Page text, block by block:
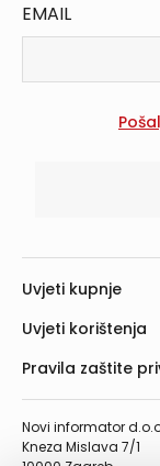
EMAIL
Novi informator
Kneza Mislava 7/1
Uvjeti kupnje
Uvjeti korištenja
Pravila zaštite